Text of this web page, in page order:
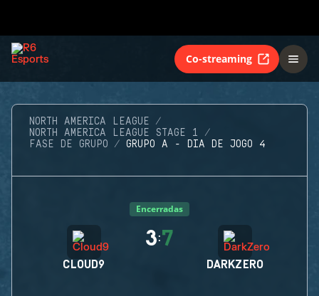
Co-streaming
NORTH AMERICA LEAGUE
NORTH AMERICA LEAGUE STAGE 1
FASE DE GRUPO
GRUPO A - DIA DE JOGO 4
Encerradas
CLOUD9
3:7
DARKZERO